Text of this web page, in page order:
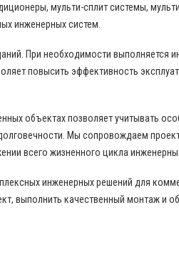
мульти-сплит системы,
инженерных систем.
При необходимости выполняется
повысить эффективность
объектах позволяет учитывать
Мы сопровождаем
всего жизненного цикла
инженерных решений для
выполнить качественный монтаж и